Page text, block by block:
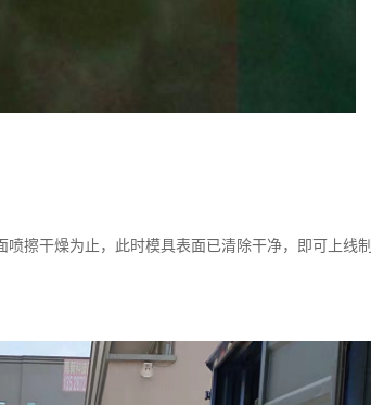
擦干燥为止，此时模具表面已清除干净，即可上线制